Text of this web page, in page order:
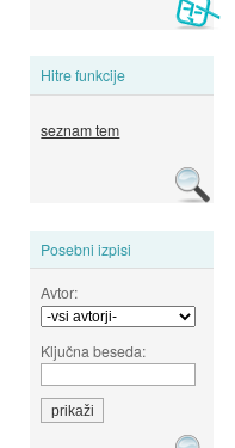
Hitre funkcije
seznam tem
Posebni izpisi
Avtor:
Ključna beseda: